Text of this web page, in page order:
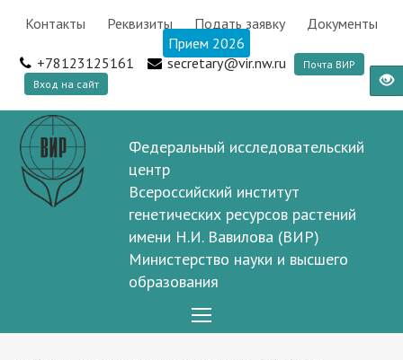
Контакты Реквизиты Подать заявку
Документы
Прием 2026
+78123125161
secretary@vir.nw.ru
Почта ВИР
Вход на сайт
Федеральный исследовательский
центр
Всероссийский институт
генетических ресурсов растений
имени Н.И. Вавилова (ВИР)
Министерство науки и высшего
образования